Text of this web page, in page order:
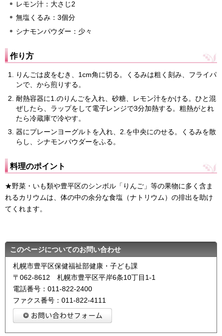
レモン汁：大さじ2
無塩くるみ：3個分
シナモンパウダー：少々
作り方
りんごは皮をむき、1cm角に切る。くるみは粗く刻み、フライパ
ンで、から煎りする。
耐熱容器に1.のりんごを入れ、砂糖、レモン汁をかける。ひと混
ぜしたら、ラップをして電子レンジで3分加熱する。粗熱がとれ
たら冷蔵庫で冷やす。
器にプレーンヨーグルトを入れ、2.を中央にのせる。くるみを散
らし、シナモンパウダーをふる。
料理のポイント
★野菜・いも類や豊平区のシンボル「りんご」等の果物に多く含ま
れるカリウムは、体の中の余分な食塩（ナトリウム）の排出を助け
てくれます。
このページについてのお問い合わせ
札幌市豊平区保健福祉部健康・子ども課
〒062-8612 札幌市豊平区平岸6条10丁目1-1
電話番号：011-822-2400
ファクス番号：011-822-4111